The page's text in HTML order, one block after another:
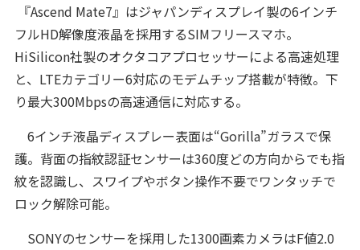
『Ascend Mate7』はジャパンディスプレイ製の6インチ
フルHD解像度液晶を採用するSIMフリースマホ。
HiSilicon社製のオクタコアプロセッサーによる高速処理
と、LTEカテゴリー6対応のモデムチップ搭載が特徴。下
り最大300Mbpsの高速通信に対応する。
6インチ液晶ディスプレー表面は“Gorilla”ガラスで保
護。背面の指紋認証センサーは360度どの方向からでも指
紋を認識し、スワイプやボタン操作不要でワンタッチで
ロック解除可能。
SONYのセンサーを採用した1300画素カメラはF値2.0